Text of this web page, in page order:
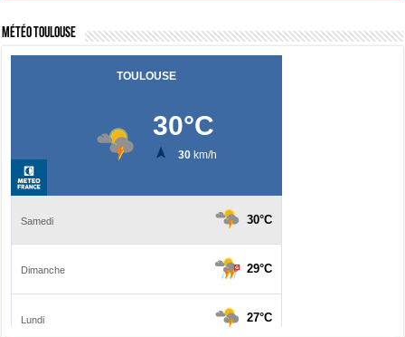
Météo Toulouse